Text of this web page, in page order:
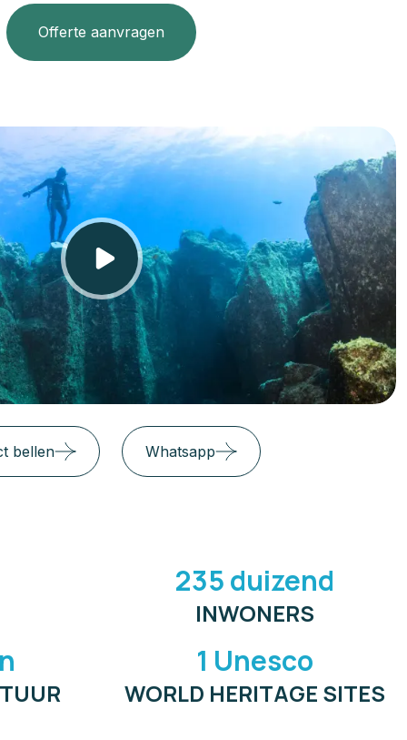
Offerte aanvragen
bellen Whatsapp
235 duizend
INWONERS
1 Unesco
WORLD HERITAGE SITES